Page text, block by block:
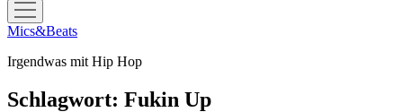
Menü
öffnen
Mics&Beats
Irgendwas mit Hip Hop
Schlagwort: Fukin Up